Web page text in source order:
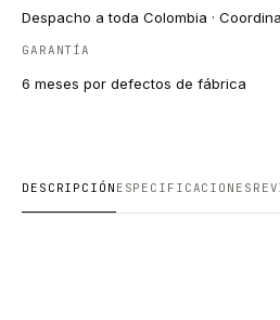
Despacho a toda Colombia ·
GARANTÍA
6 meses por defectos de fábrica
DESCRIPCIÓN ESPECIFICACIONES